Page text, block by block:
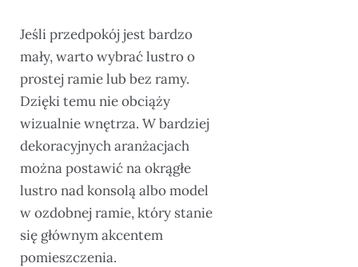
Jeśli przedpokój jest bardzo
mały, warto wybrać lustro o
prostej ramie lub bez ramy.
Dzięki temu nie obciąży
wizualnie wnętrza. W bardziej
dekoracyjnych aranżacjach
można postawić na okrągłe
lustro nad konsolą albo model
w ozdobnej ramie, który stanie
się głównym akcentem
pomieszczenia.